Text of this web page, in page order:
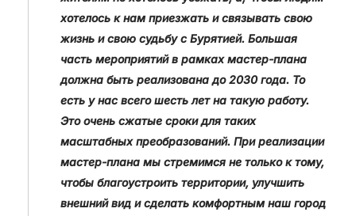
хотелось к нам приезжать и связывать свою
жизнь и свою судьбу с Бурятией. Большая
часть мероприятий в рамках мастер-плана
должна быть реализована до 2030 года. То
есть у нас всего шесть лет на такую работу.
Это очень сжатые сроки для таких
масштабных преобразований. При реализации
мастер-плана мы стремимся не только к тому,
чтобы благоустроить территории, улучшить
внешний вид и сделать комфортным наш город